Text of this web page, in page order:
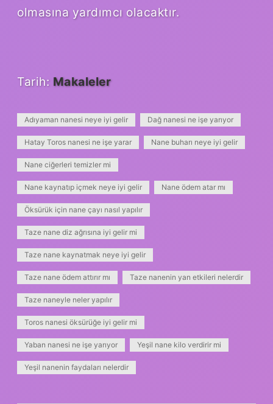
olmasına yardımcı olacaktır.
Tarih: Makaleler
Adıyaman nanesi neye iyi gelir Dağ nanesi ne işe yarıyor
Hatay Toros nanesi ne işe yarar Nane buharı neye iyi gelir
Nane ciğerleri temizler mi
Nane kaynatıp içmek neye iyi gelir Nane ödem atar mı
Öksürük için nane çayı nasıl yapılır
Taze nane diz ağrısına iyi gelir mi
Taze nane kaynatmak neye iyi gelir
Taze nane ödem attırır mı Taze nanenin yan etkileri nelerdir
Taze naneyle neler yapılır
Toros nanesi öksürüğe iyi gelir mi
Yaban nanesi ne işe yarıyor Yeşil nane kilo verdirir mi
Yeşil nanenin faydaları nelerdir